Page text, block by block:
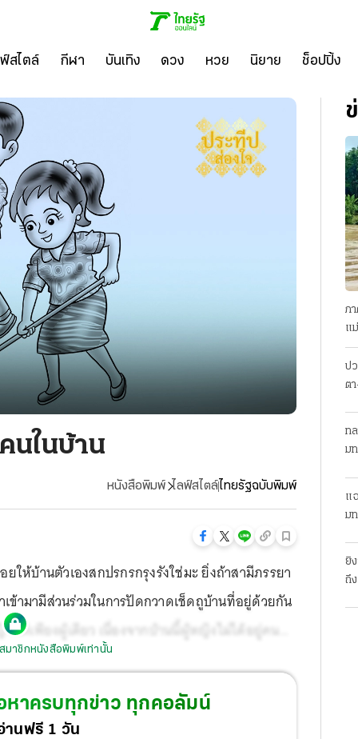
สไตล์ กีฬา บันเทิง ดวง หวย นิยาย ช็อปปิ้ง
นในบ้าน
หนังสือพิมพ์ ไลฟ์สไตล์ไทยรัฐฉบับพิมพ์
ให้บ้านตัวเองสกปรกรกรุงรังใช่มะ ยิ่งถ้าสามีภรรยา
ข้ามามีส่วนร่วมในการปัดกวาดเช็ดถูบ้านที่อยู่ด้วยกัน
แต่เพียงผู้เดียว เนื่องจากบ้านนี้ผู้หญิงไม่ได้อยู่คน
เหลือให้เธอด้วยตัวเค้าเอง ไม่ใช่รอให้ฝ่ายหญิง พอ
ได้ พอขัดแย้งก็หนีไม่พ้นทะเลาะกัน ไม่ควรเป็นงี้
มาชิกหนังสือพิมพ์เท่านั้น
หาครบทุกข่าว ทุกคอลัมน์
านฟรี 1 วัน
ภ
แ
ป
ต
ท
ม
แ
ม
ยิ
ถึ